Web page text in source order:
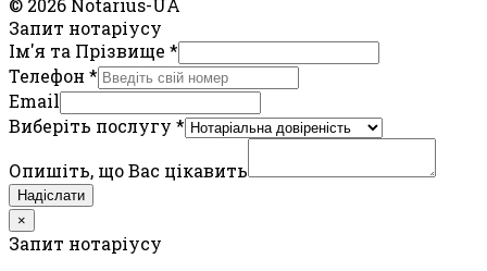
© 2026 Notarius-UA
Запит нотаріусу
Ім'я та Прізвище *
Телефон *
Email
Виберіть послугу *
Опишіть, що Вас цікавить
Надіслати
×
Запит нотаріусу